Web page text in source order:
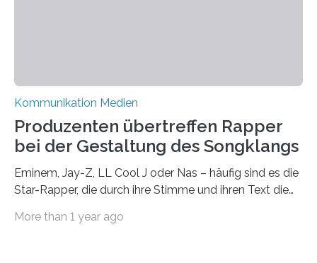
Kommunikation Medien
Produzenten übertreffen Rapper
bei der Gestaltung des Songklangs
Eminem, Jay-Z, LL Cool J oder Nas – häufig sind es die
Star-Rapper, die durch ihre Stimme und ihren Text die
beanspruchen. In der Fachliteratur finden sich bislang
More than 1 year ago